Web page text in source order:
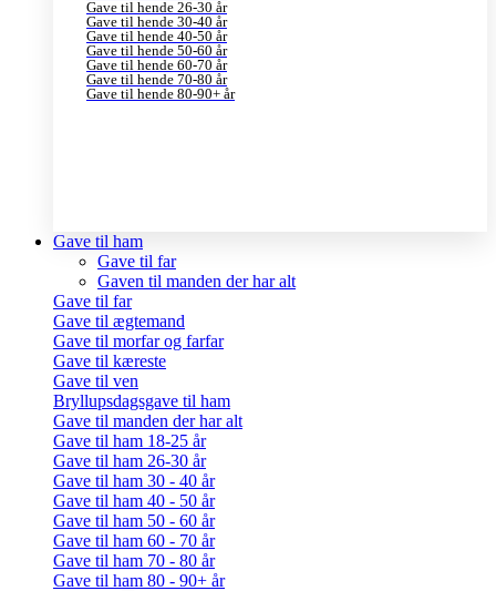
Gave til hende 26-30 år
Gave til hende 30-40 år
Gave til hende 40-50 år
Gave til hende 50-60 år
Gave til hende 60-70 år
Gave til hende 70-80 år
Gave til hende 80-90+ år
Gave til ham
Gave til far
Gaven til manden der har alt
Gave til far
Gave til ægtemand
Gave til morfar og farfar
Gave til kæreste
Gave til ven
Bryllupsdagsgave til ham
Gave til manden der har alt
Gave til ham 18-25 år
Gave til ham 26-30 år
Gave til ham 30 - 40 år
Gave til ham 40 - 50 år
Gave til ham 50 - 60 år
Gave til ham 60 - 70 år
Gave til ham 70 - 80 år
Gave til ham 80 - 90+ år